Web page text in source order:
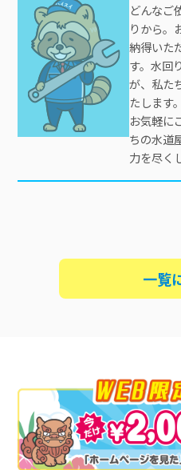
どんなご
りから。
納得いた
す。水回
が、私た
たします
お気軽に
ちの水道
力を尽く
一覧